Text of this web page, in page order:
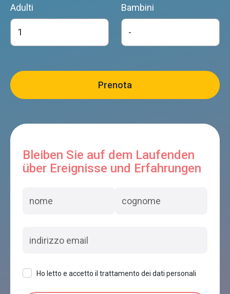
Adulti Bambini
Bleiben Sie auf dem Laufenden
über Ereignisse und Erfahrungen
Ho letto e accetto il trattamento dei dati personali